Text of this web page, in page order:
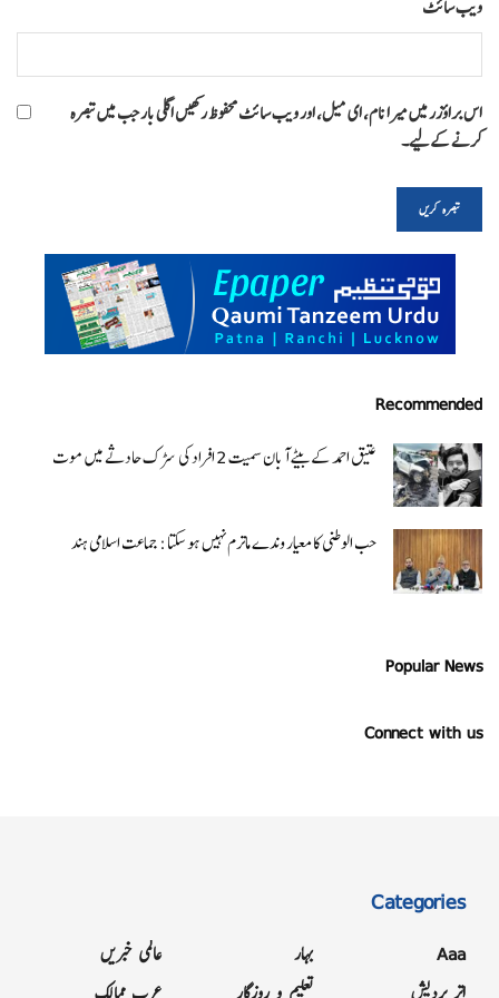
ویب‌ سائٹ
اس براؤزر میں میرا نام، ای میل، اور ویب سائٹ محفوظ رکھیں اگلی بار جب میں تبصرہ
کرنے کےلیے۔
Recommended
عتیق احمد کے بیٹے آبان سمیت 2 افراد کی سڑک حادثے میں موت
حب الوطنی کا معیار وندے ماترم نہیں ہو سکتا : جماعت اسلامی ہند
Popular News
Connect with us
Categories
Aaa
بہار
عالمی خبریں